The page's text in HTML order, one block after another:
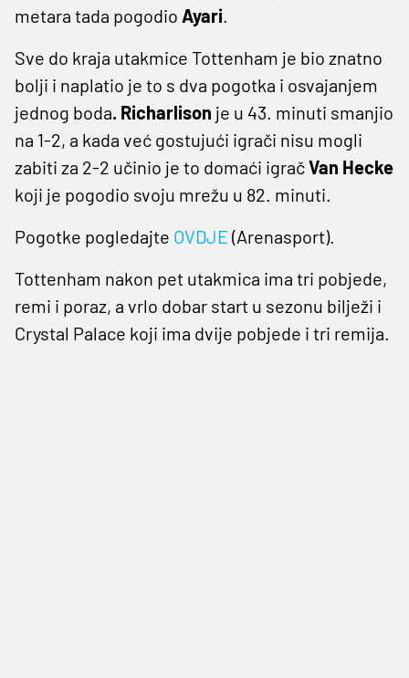
metara tada pogodio Ayari.
Sve do kraja utakmice Tottenham je bio znatno
bolji i naplatio je to s dva pogotka i osvajanjem
jednog boda. Richarlison je u 43. minuti smanjio
na 1-2, a kada već gostujući igrači nisu mogli
zabiti za 2-2 učinio je to domaći igračVan Hecke
koji je pogodio svoju mrežu u 82. minuti.
Pogotke pogledajte OVDJE (Arenasport).
Tottenham nakon pet utakmica ima tri pobjede,
remi i poraz, a vrlo dobar start u sezonu bilježi i
Crystal Palace koji ima dvije pobjede i tri remija.